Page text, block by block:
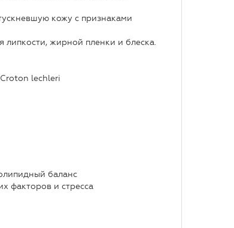
кожу с признаками
липкости, жирной пленки и блеска.
lechleri
баланс
факторов и стресса